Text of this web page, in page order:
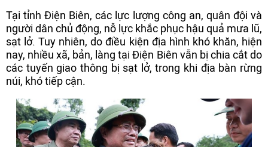
Tại tỉnh Điện Biên, các lực lượng công an, quân đội và
người dân chủ động, nỗ lực khắc phục hậu quả mưa lũ,
sạt lở. Tuy nhiên, do điều kiện địa hình khó khăn, hiện
nay, nhiều xã, bản, làng tại Điện Biên vẫn bị chia cắt do
các tuyến giao thông bị sạt lở, trong khi địa bàn rừng
núi, khó tiếp cận.